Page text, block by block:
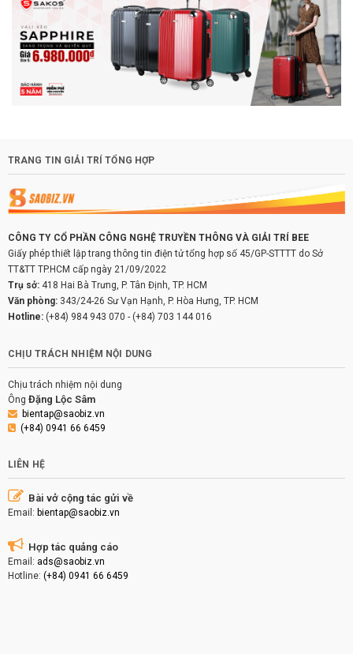
TRANG TIN GIẢI TRÍ TỔNG HỢP
CÔNG TY CỔ PHẦN CÔNG NGHỆ TRUYỀN THÔNG VÀ GIẢI TRÍ BEE
Giấy phép thiết lập trang thông tin điện tử tổng hợp số 45/GP-STTTT do Sở
TT&TT TP.HCM cấp ngày 21/09/2022
Trụ sở: 418 Hai Bà Trưng, P. Tân Định, TP. HCM
Văn phòng: 343/24-26 Sư Vạn Hạnh, P. Hòa Hưng, TP. HCM
Hotline: (+84) 984 943 070 - (+84) 703 144 016
CHỊU TRÁCH NHIỆM NỘI DUNG
Chịu trách nhiệm nội dung
Ông Đặng Lộc Sâm
bientap@saobiz.vn
(+84) 0941 66 6459
LIÊN HỆ
Bài vở cộng tác gửi về
Email: bientap@saobiz.vn
Hợp tác quảng cáo
Email: ads@saobiz.vn
Hotline: (+84) 0941 66 6459